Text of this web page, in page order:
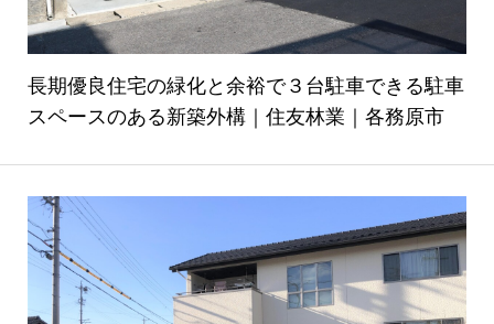
長期優良住宅の緑化と余裕で３台駐車できる駐車
スペースのある新築外構｜住友林業｜各務原市